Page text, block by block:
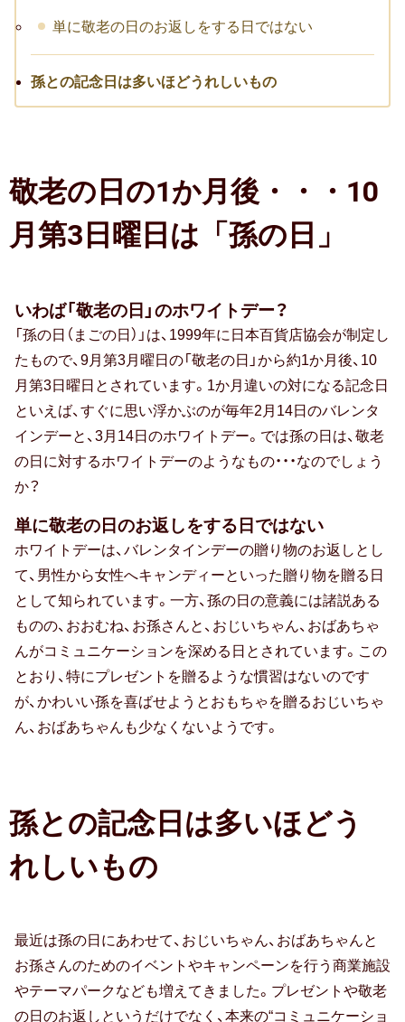
入学祝い
仕事のお祝い・ギフト
創立・創業記念（周年記念）
転職祝い
開店・移転祝い
退職祝い
昇進・栄転祝い
叙勲祝い
陣中見舞い
長寿祝い
百寿
卒寿祝い
還暦祝い
喜寿祝い
厄払い・厄除け
結婚祝い
単に敬老の日のお返しをする日ではない
孫との記念日は多いほどうれしいもの
敬老の日の1か月後・・・10
月第3日曜日は「孫の日」
いわば「敬老の日」のホワイトデー？
「孫の日（まごの日）」は、1999年に日本百貨店協会が制定し
たもので、9月第3月曜日の「敬老の日」から約1か月後、10
月第3日曜日とされています。1か月違いの対になる記念日
といえば、すぐに思い浮かぶのが毎年2月14日のバレンタ
インデーと、3月14日のホワイトデー。では孫の日は、敬老
の日に対するホワイトデーのようなもの・・・なのでしょう
か？
単に敬老の日のお返しをする日ではない
ホワイトデーは、バレンタインデーの贈り物のお返しとし
て、男性から女性へキャンディーといった贈り物を贈る日
として知られています。一方、孫の日の意義には諸説ある
ものの、おおむね、お孫さんと、おじいちゃん、おばあちゃ
んがコミュニケーションを深める日とされています。この
とおり、特にプレゼントを贈るような慣習はないのです
が、かわいい孫を喜ばせようとおもちゃを贈るおじいちゃ
ん、おばあちゃんも少なくないようです。
孫との記念日は多いほどう
れしいもの
最近は孫の日にあわせて、おじいちゃん、おばあちゃんと
お孫さんのためのイベントやキャンペーンを行う商業施設
やテーマパークなども増えてきました。プレゼントや敬老
の日のお返しというだけでなく、本来の“コミュニケーショ